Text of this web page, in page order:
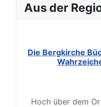
Aus der
Die Bergkirche
Hoch über dem